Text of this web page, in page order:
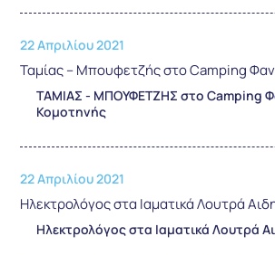
22 Απριλίου 2021
Ταμίας – Μπουφετζής στο Camping
ΤΑΜΙΑΣ - ΜΠΟΥΦΕΤΖΗΣ στο Camping
Κομοτηνής
22 Απριλίου 2021
Ηλεκτρολόγος στα Ιαματικά Λουτρά
Ηλεκτρολόγος στα Ιαματικά Λουτρά